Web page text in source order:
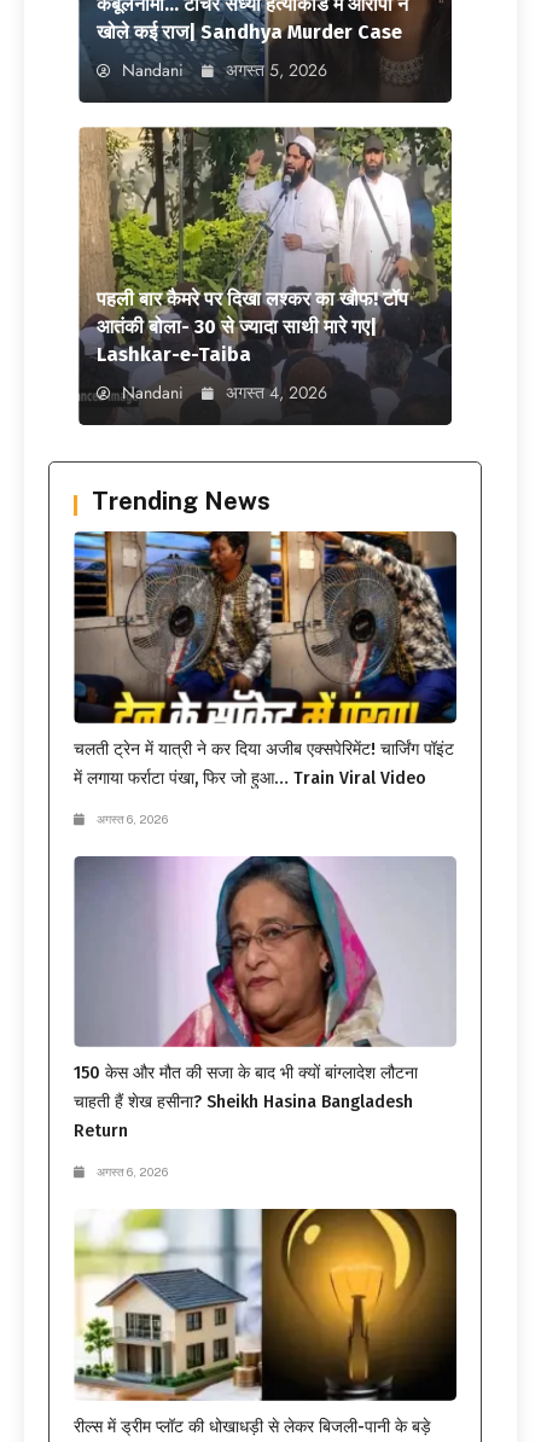
खोले कई राज| Sandhya Murder Case
Nandani अगस्त 5, 2026
पहली बार कैमरे पर दिखा लश्कर का खौफ! टॉप
आतंकी बोला- 30 से ज्यादा साथी मारे गए|
Lashkar-e-Taiba
Nandani अगस्त 4, 2026
Trending News
चलती ट्रेन में यात्री ने कर दिया अजीब एक्सपेरिमेंट! चार्जिंग पॉइंट
में लगाया फर्राटा पंखा, फिर जो हुआ… Train Viral Video
अगस्त 6, 2026
150 केस और मौत की सजा के बाद भी क्यों बांग्लादेश लौटना
चाहती हैं शेख हसीना? Sheikh Hasina Bangladesh
Return
अगस्त 6, 2026
रील्स में ड्रीम प्लॉट की धोखाधड़ी से लेकर बिजली-पानी के बड़े